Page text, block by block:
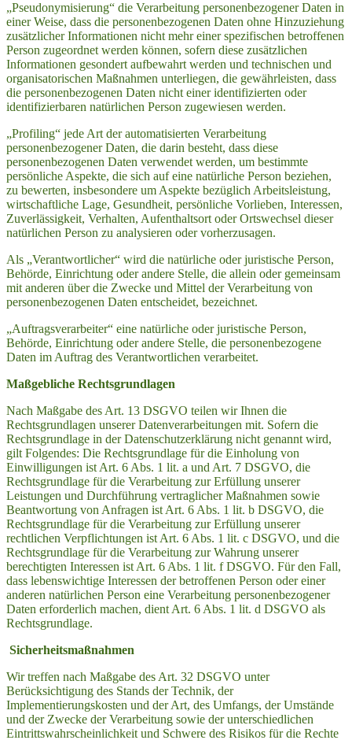
„Pseudonymisierung“ die Verarbeitung personenbezogener Daten in
einer Weise, dass die personenbezogenen Daten ohne Hinzuziehung
zusätzlicher Informationen nicht mehr einer spezifischen betroffenen
Person zugeordnet werden können, sofern diese zusätzlichen
Informationen gesondert aufbewahrt werden und technischen und
organisatorischen Maßnahmen unterliegen, die gewährleisten, dass
die personenbezogenen Daten nicht einer identifizierten oder
identifizierbaren natürlichen Person zugewiesen werden.
„Profiling“ jede Art der automatisierten Verarbeitung
personenbezogener Daten, die darin besteht, dass diese
personenbezogenen Daten verwendet werden, um bestimmte
persönliche Aspekte, die sich auf eine natürliche Person beziehen,
zu bewerten, insbesondere um Aspekte bezüglich Arbeitsleistung,
wirtschaftliche Lage, Gesundheit, persönliche Vorlieben, Interessen,
Zuverlässigkeit, Verhalten, Aufenthaltsort oder Ortswechsel dieser
natürlichen Person zu analysieren oder vorherzusagen.
Als „Verantwortlicher“ wird die natürliche oder juristische Person,
Behörde, Einrichtung oder andere Stelle, die allein oder gemeinsam
mit anderen über die Zwecke und Mittel der Verarbeitung von
personenbezogenen Daten entscheidet, bezeichnet.
„Auftragsverarbeiter“ eine natürliche oder juristische Person,
Behörde, Einrichtung oder andere Stelle, die personenbezogene
Daten im Auftrag des Verantwortlichen verarbeitet.
Maßgebliche Rechtsgrundlagen
Nach Maßgabe des Art. 13 DSGVO teilen wir Ihnen die
Rechtsgrundlagen unserer Datenverarbeitungen mit. Sofern die
Rechtsgrundlage in der Datenschutzerklärung nicht genannt wird,
gilt Folgendes: Die Rechtsgrundlage für die Einholung von
Einwilligungen ist Art. 6 Abs. 1 lit. a und Art. 7 DSGVO, die
Rechtsgrundlage für die Verarbeitung zur Erfüllung unserer
Leistungen und Durchführung vertraglicher Maßnahmen sowie
Beantwortung von Anfragen ist Art. 6 Abs. 1 lit. b DSGVO, die
Rechtsgrundlage für die Verarbeitung zur Erfüllung unserer
rechtlichen Verpflichtungen ist Art. 6 Abs. 1 lit. c DSGVO, und die
Rechtsgrundlage für die Verarbeitung zur Wahrung unserer
berechtigten Interessen ist Art. 6 Abs. 1 lit. f DSGVO. Für den Fall,
dass lebenswichtige Interessen der betroffenen Person oder einer
anderen natürlichen Person eine Verarbeitung personenbezogener
Daten erforderlich machen, dient Art. 6 Abs. 1 lit. d DSGVO als
Rechtsgrundlage.
Sicherheitsmaßnahmen
Wir treffen nach Maßgabe des Art. 32 DSGVO unter
Berücksichtigung des Stands der Technik, der
Implementierungskosten und der Art, des Umfangs, der Umstände
und der Zwecke der Verarbeitung sowie der unterschiedlichen
Eintrittswahrscheinlichkeit und Schwere des Risikos für die Rechte